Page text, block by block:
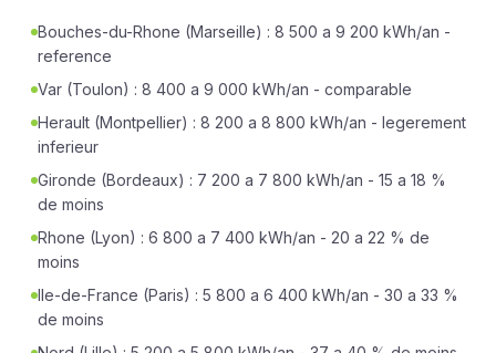
Bouches-du-Rhone (Marseille) : 8 500 a 9 200 kWh/an -
reference
Var (Toulon) : 8 400 a 9 000 kWh/an - comparable
Herault (Montpellier) : 8 200 a 8 800 kWh/an - legerement
inferieur
Gironde (Bordeaux) : 7 200 a 7 800 kWh/an - 15 a 18 %
de moins
Rhone (Lyon) : 6 800 a 7 400 kWh/an - 20 a 22 % de
moins
Ile-de-France (Paris) : 5 800 a 6 400 kWh/an - 30 a 33 %
de moins